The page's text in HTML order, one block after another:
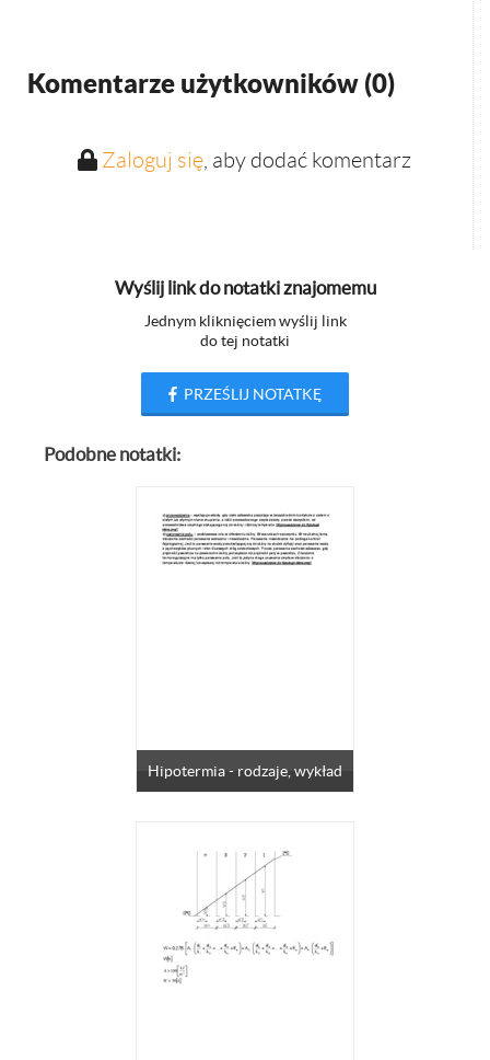
Komentarze użytkowników (0)
Zaloguj się, aby dodać komentarz
Wyślij link do notatki znajomemu
Jednym kliknięciem wyślij link
do tej notatki
PRZEŚLIJ NOTATKĘ
Podobne notatki:
Hipotermia - rodzaje, wykład